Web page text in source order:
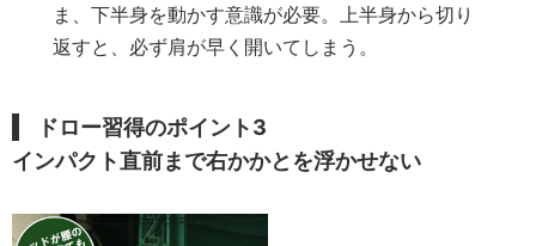
ま、下半身を動かす意識が必要。上半身から切り
返すと、必ず肩が早く開いてしまう。
ドロー習得のポイント3
インパクト直前まで右かかとを浮かせない